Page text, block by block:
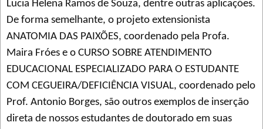
Lucia Helena Ramos de Souza, dentre outras aplicações.
De forma semelhante, o projeto extensionista
ANATOMIA DAS PAIXÕES, coordenado pela Profa.
Maira Fróes e o CURSO SOBRE ATENDIMENTO
EDUCACIONAL ESPECIALIZADO PARA O ESTUDANTE
COM CEGUEIRA/DEFICIÊNCIA VISUAL, coordenado pelo
Prof. Antonio Borges, são outros exemplos de inserção
direta de nossos estudantes de doutorado em suas